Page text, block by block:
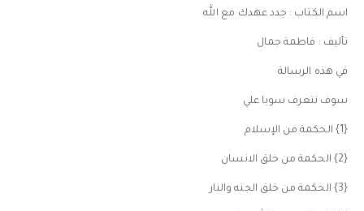
اسم الكتاب : جدد عهدك مع الله
تأليف : فاطمة جمال
في هذه الرسالة
سوف نتعرف سويا علي
{1} الحكمة من الإسلام
{2} الحكمة من خلق الانسان
{3} الحكمة من خلق الجنه والنار